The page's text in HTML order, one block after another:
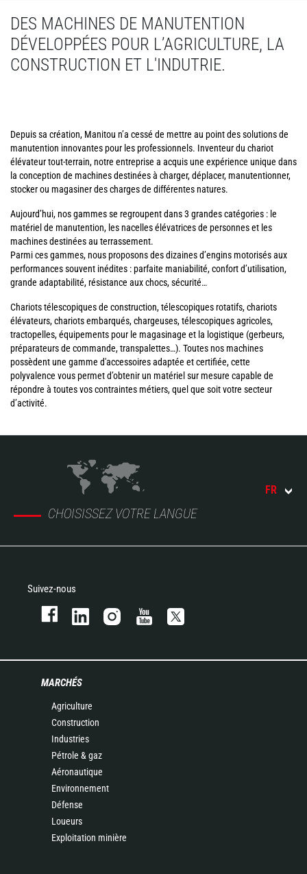
DES MACHINES DE MANUTENTION
DÉVELOPPÉES POUR L’AGRICULTURE, LA
CONSTRUCTION ET L'INDUTRIE.
Depuis sa création, Manitou n’a cessé de mettre au point des solutions de
manutention innovantes pour les professionnels. Inventeur du chariot
élévateur tout-terrain, notre entreprise a acquis une expérience unique dans
la conception de machines destinées à charger, déplacer, manutentionner,
stocker ou magasiner des charges de différentes natures.
Aujourd’hui, nos gammes se regroupent dans 3 grandes catégories : le
matériel de manutention, les nacelles élévatrices de personnes et les
machines destinées au terrassement.
Parmi ces gammes, nous proposons des dizaines d’engins motorisés aux
performances souvent inédites : parfaite maniabilité, confort d’utilisation,
grande adaptabilité, résistance aux chocs, sécurité…
Chariots télescopiques de construction, télescopiques rotatifs, chariots
élévateurs, chariots embarqués, chargeuses, télescopiques agricoles,
tractopelles, équipements pour le magasinage et la logistique (gerbeurs,
préparateurs de commande, transpalettes…). Toutes nos machines
possèdent une gamme d'accessoires adaptée et certifiée, cette
polyvalence vous permet d’obtenir un matériel sur mesure capable de
répondre à toutes vos contraintes métiers, quel que soit votre secteur
d’activité.
CHOISISSEZ VOTRE LANGUE
FR
Suivez-nous
MARCHÉS
Agriculture
Construction
Industries
Pétrole & gaz
Aéronautique
Environnement
Défense
Loueurs
Exploitation minière